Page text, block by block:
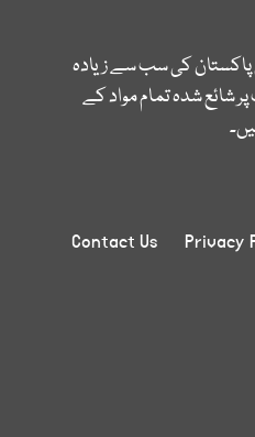
کی سب سے زیادہ
شدہ تمام مواد کے
Privacy
Contact Us